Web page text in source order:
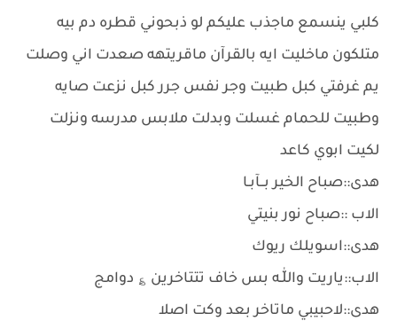
كلبي ينسمع ماجذب عليكم لو ذبحوني قطره دم بيه
متلكون ماخليت ايه بالقرآن ماقريتهه صعدت اني وصلت
يم غرفتي كبل طبيت وجر نفس جرر كبل نزعت صايه
وطبيت للحمام غسلت وبدلت ملابس مدرسه ونزلت
لكيت ابوي كاعد
هدى::صباح الخير بــآبـا
الاب ::صباح نور بنيتي
هدى::اسويلك ريوك
الاب::ياريت واللّٰـه بس خاف تتتاخرين ؏ دوامج
هدى::لاحبيبي ماتاخر بعد وكت اصلا